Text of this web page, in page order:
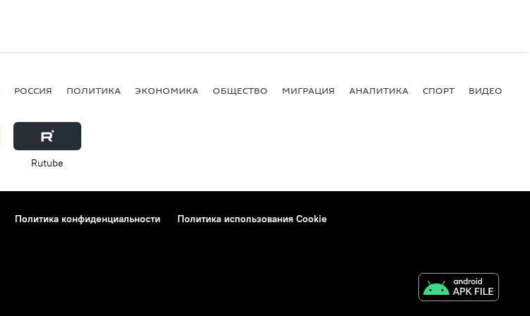
РОССИЯ ПОЛИТИКА ЭКОНОМИКА ОБЩЕСТВО МИГРАЦИЯ АНАЛИТИКА СПОРТ ВИДЕО
Rutube
Политика конфиденциальности
Политика использования Cookie